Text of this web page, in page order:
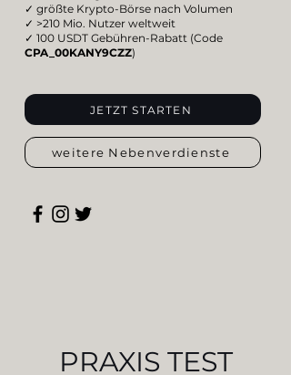
✓ größte Krypto-Börse nach Volumen
✓ >210 Mio. Nutzer weltweit
✓ 100 USDT Gebühren-Rabatt (Code
CPA_00KANY9CZZ)
JETZT STARTEN
weitere Nebenverdienste
PRAXIS TEST